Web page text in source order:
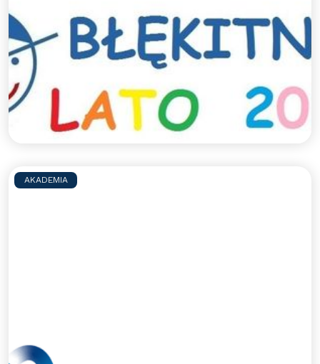
Błękitnymi - lato 2026
Zapraszamy na sportowe półkolonie z Błękitnymi.
Jak co roku szykujemy dla uczestników mnóstwo
aktywności sportowych pod opieką
wykwalifikowanych trenerów, a także wspólne
wycieczki integracyjne.
Czytaj więcej >>
AKADEMIA
Dziękujemy PEJ za udzielone